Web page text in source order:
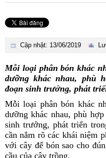
Cập nhật: 13/06/2019
Mỗi loại phân bón khác
dưỡng khác nhau, phù
đoạn sinh trưởng, phát
Mỗi loại phân bón khác
dưỡng khác nhau, phù
sinh trưởng, phát triển
cần nắm rõ các khái niệm
với cây để bón sao cho
cầu của cây trồng.